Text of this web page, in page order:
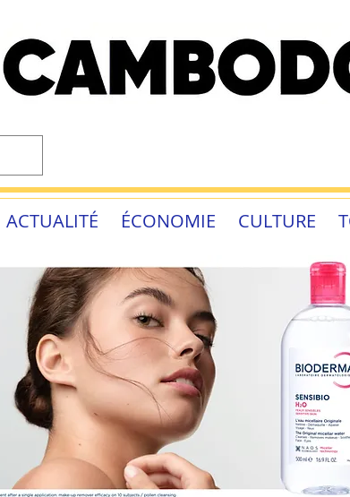
ACTUALITÉ ÉCONOMIE CULTURE